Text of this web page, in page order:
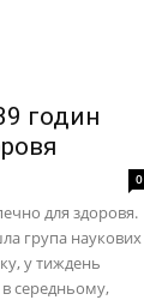
годин
0
для здоровя.
група наукових
у тиждень
середньому,